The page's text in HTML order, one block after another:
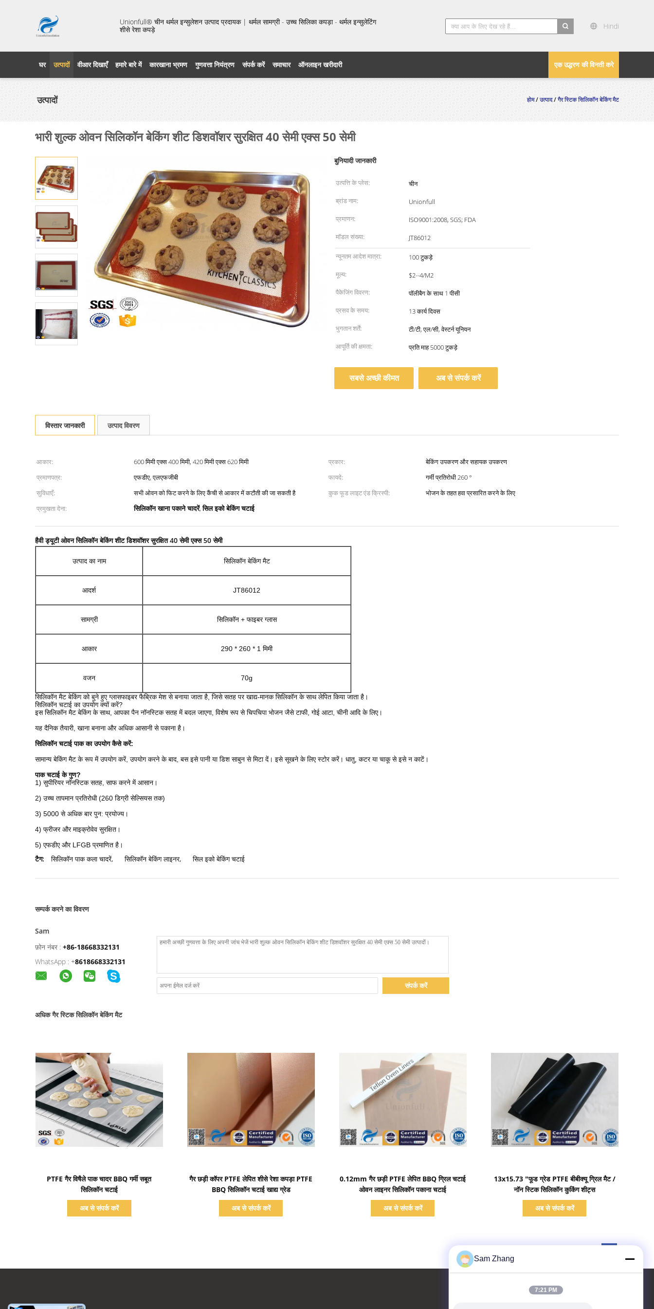
Unionfull® चीन थर्मल इन्सुलेशन उत्पाद प्रदायक | थर्मल सामग्री - उच्च सिलिका कपड़ा - थर्मल इन्सुलेटिंग
शीसे रेशा कपड़े
Hindi
एक उद्धरण की विनती करे
घर उत्पादों वीआर दिखाएँ हमारे बारे में कारखाना भ्रमण गुणवत्ता नियंत्रण संपर्क करें समाचार ऑनलाइन खरीदारी
उत्पादों होम/उत्पाद/गैर स्टिक सिलिकॉन बेकिंग मैट
भारी शुल्क ओवन सिलिकॉन बेकिंग शीट डिशवॉशर सुरक्षित 40 सेमी एक्स 50 सेमी
बुनियादी जानकारी
उत्पत्ति के प्लेस:
चीन
ब्रांड नाम:
Unionfull
प्रमाणन:
ISO9001:2008, SGS; FDA
मॉडल संख्या:
JT86012
न्यूनतम आदेश मात्रा:
100 टुकड़े
मूल्य:
$2--4/M2
पैकेजिंग विवरण:
पॉलीबैग के साथ 1 पीसी
प्रसव के समय:
13 कार्य दिवस
भुगतान शर्तें:
टी/टी, एल/सी, वेस्टर्न यूनियन
आपूर्ति की क्षमता:
प्रति माह 5000 टुकड़े
सबसे अच्छी कीमत अब से संपर्क करें
विस्तार जानकारी उत्पाद विवरण
आकार: 600 मिमी एक्स 400 मिमी, 420 मिमी एक्स 620 मिमी प्रकार:
बेकिंग उपकरण और सहायक उपकरण
प्रमाणपत्र:
एफडीए, एलएफजीबी फायदे:
गर्मी प्रतिरोधी 260 °
सुविधाएँ:
सभी ओवन को फिट करने के लिए कैंची से आकार में कटौती की जा सकती है कुक फूड लाइट एंड क्रिस्पी:
भोजन के तहत हवा प्रसारित करने के लिए
प्रमुखता देना:
सिलिकॉन खाना पकाने चादरें,सिल इको बेकिंग चटाई
हैवी ड्यूटी ओवन सिलिकॉन बेकिंग शीट डिशवॉशर सुरक्षित 40 सेमी एक्स 50 सेमी
उत्पाद का नाम सिलिकॉन बेकिंग मैट
आदर्श JT86012
सामग्री सिलिकॉन + फाइबर ग्लास
आकार 290 * 260 * 1 मिमी
वजन 70g
सिलिकॉन मैट बेकिंग को बुने हुए ग्लासफाइबर फैब्रिक मेश से बनाया जाता है, जिसे सतह पर खाद्य-मानक सिलिकॉन के साथ लेपित किया जाता है।
सिलिकॉन चटाई का उपयोग क्यों करें?
इस सिलिकॉन मैट बेकिंग के साथ, आपका पैन नॉनस्टिक सतह में बदल जाएगा, विशेष रूप से चिपचिपा भोजन जैसे टाफी, गोई आटा, चीनी आदि के लिए।
यह दैनिक तैयारी, खाना बनाना और अधिक आसानी से पकाना है।
सिलिकॉन चटाई पाक का उपयोग कैसे करें:
सामान्य बेकिंग मैट के रूप में उपयोग करें, उपयोग करने के बाद, बस इसे पानी या डिश साबुन से मिटा दें। इसे सूखने के लिए स्टोर करें। धातु, कटर या चाकू से इसे न काटें।
पाक चटाई के गुण?
1) सुपीरियर नॉनस्टिक सतह, साफ करने में आसान।
2) उच्च तापमान प्रतिरोधी (260 डिग्री सेल्सियस तक)
3) 5000 से अधिक बार पुन: प्रयोज्य।
4) फ्रीजर और माइक्रोवेव सुरक्षित।
5) एफडीए और LFGB प्रमाणित है।
टैग: सिलिकॉन पाक कला चादरें, सिलिकॉन बेकिंग लाइनर, सिल इको बेकिंग चटाई
सम्पर्क करने का विवरण
Sam
फ़ोन नंबर : +86-18668332131
WhatsApp : +8618668332131
संपर्क करें
अधिक गैर स्टिक सिलिकॉन बेकिंग मैट
प्रदर्शन का विवरण
PTFE गैर विषैले पाक चादर BBQ गर्मी सबूत
सिलिकॉन चटाई
अब से संपर्क करें
प्रदर्शन का विवरण
गैर छड़ी कॉपर PTFE लेपित शीसे रेशा कपड़ा PTFE
BBQ सिलिकॉन चटाई खाद्य ग्रेड
अब से संपर्क करें
प्रदर्शन का विवरण
0.12mm गैर छड़ी PTFE लेपित BBQ ग्रिल चटाई
ओवन लाइनर सिलिकॉन पकाना चटाई
अब से संपर्क करें
प्रदर्शन का विवरण
13x15.73 "फूड ग्रेड PTFE बीबीक्यू ग्रिल मैट /
नॉन स्टिक सिलिकॉन कुकिंग शीट्स
अब से संपर्क करें
Sam Zhang
7:21 PM